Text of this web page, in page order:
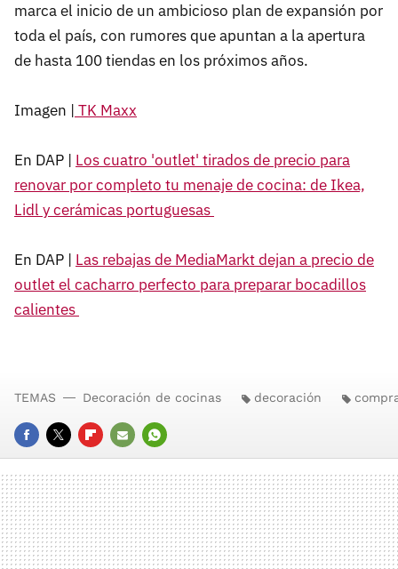
marca el inicio de un ambicioso plan de expansión por
toda el país, con rumores que apuntan a la apertura
de hasta 100 tiendas en los próximos años.
Imagen | TK Maxx
En DAP | Los cuatro 'outlet' tirados de precio para
renovar por completo tu menaje de cocina: de Ikea,
Lidl y cerámicas portuguesas
En DAP | Las rebajas de MediaMarkt dejan a precio de
outlet el cacharro perfecto para preparar bocadillos
calientes
FACEBOOK
TWITTERFLIPBOARD
E-
MAIL
WHATSAPP
TEMAS Decoración de cocinas decoración